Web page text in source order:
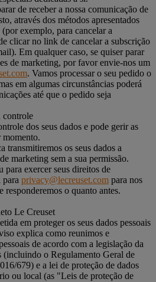
de receber a nossa comunicação de
através dos métodos apresentados
exemplo, para cancelar a
clicar no link de cancelar a subscrição
Em qualquer caso, se quiser parar
de marketing, por favor envie-nos um
. Vamos processar o seu pedido o
em algumas circunstâncias poderá
até que o pedido seja
controle
dos seus dados e pode gerir as
momento.
transmitiremos os seus dados a
marketing sem a sua permissão.
para exercer seus direitos de
privacy@lecreuset.com para nos
o quanto antes.
Le Creuset
em proteger os seus dados pessoais
explica como reunimos e
de acordo com a legislação da
(incluindo o Regulamento Geral de
679) e a lei de proteção de dados
ou local (as "Leis de proteção de